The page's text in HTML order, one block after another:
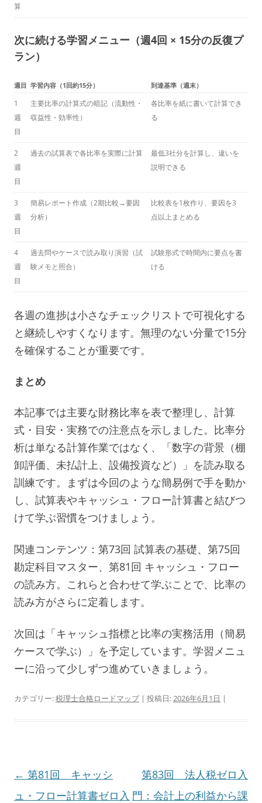
算
次に続ける学習メニュー（週4回 × 15分の反復プ
ラン）
週目 学習内容（1回約15分） 到達基準（週末）
1
週
目
主要比率の計算式の暗記（流動性・
収益性・効率性）
各比率を紙に書いて計算でき
る
2
週
目
過去の試算表で各比率を実際に計算
最低3社分を計算し、違いを
説明できる
3
週
目
簡易レポート作成（2期比較→要因
分析）
比較表を1枚作り、要因を3
点以上まとめる
4
週
目
過去問やケースで読み取り演習（試
験メモと照合）
試験形式で時間内に要点を書
ける
各週の進捗は小さなチェックリストで可視化する
と継続しやすくなります。無理のない分量で15分
を確保することが重要です。
まとめ
本記事では主要な財務比率を表で整理し、計算
式・目安・実務での注意点を示しました。比率分
析は単なる計算作業ではなく、「数字の背景（棚
卸評価、未払計上、設備投資など）」を読み取る
訓練です。まずは今回のような簡易例で手を動か
し、試算表やキャッシュ・フロー計算書と結びつ
けて学ぶ習慣をつけましょう。
関連コンテンツ：第73回 試算表の基礎、第75回
勘定科目マスター、第81回 キャッシュ・フロー
の読み方。これらと合わせて学ぶことで、比率の
読み方がさらに定着します。
次回は「キャッシュ指標と比率の実務活用（簡易
ケースで学ぶ）」を予定しています。学習メニュ
ーに沿って少しずつ進めていきましょう。
カテゴリー:税理士合格ロードマップ| 投稿日:2026年6月1日 |
投
稿
← 第81回 キャッシ
ュ・フロー計算書ゼロ入
第83回 法人税ゼロ入
門：会計上の利益から課